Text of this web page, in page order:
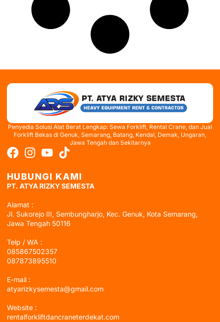
Penyedia Solusi Alat Berat Lengkap: Sewa Forklift, Rental Crane, dan Jual
Forklift Bekas di Genuk, Semarang, Batang, Kendal, Demak, Ungaran,
Jawa Tengah dan Sekitarnya
HUBUNGI KAMI
PT. ATYA RIZKY SEMESTA
Alamat :
Jl. Sukorejo III, Sembungharjo, Kec. Genuk, Kota Semarang,
Jawa Tengah 50116
Telp / WA :
085867502357
087873895510
E-mail :
atyarizkysemesta@gmail.com
Website :
rentalforkliftdancraneterdekat.com